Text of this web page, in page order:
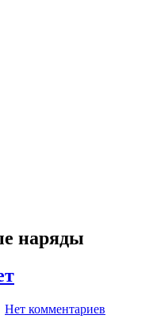
наряды
Нет комментариев